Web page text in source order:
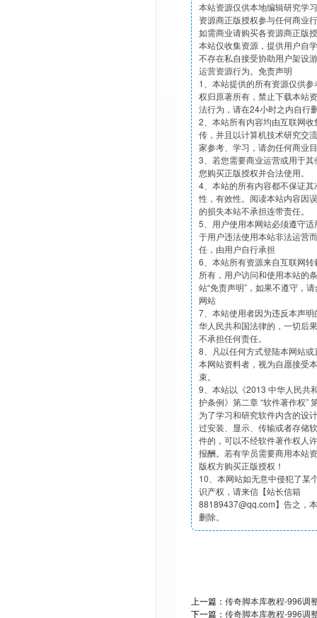
本站资源仅供本地编辑研究学
资源商正版授权参与任何商业
如需商业请购买各资源商正版
本站仅收集资源，提供用户自
不存在私自接受协助用户架设
运营资源行为。免责声明
1、本站提供的所有资源仅供
权归原著所有，禁止下载本站
法行为，请在24小时之内自行
2、本站所有内容均由互联网
传，并且以计算机技术研究交
家参考、学习，请勿任何商业
3、若您需要商业运营或用于
您购买正版授权并合法使用。
4、本站的所有内容都不保证
性，有效性。阅读本站内容因
的损失本站不承担连带责任。
5、用户使用本网站必须遵守
于用户违法使用本站非法运营
任，由用户自行承担
6、本站所有资源来自互联网
所有，用户访问和使用本站的
站“免责声明”，如果不遵守，
网站
7、本站使用者因为违反本声
华人民共和国法律的，一切后
不承担任何责任。
8、凡以任何方式登陆本网站
本网站资料者，视为自愿接受
束。
9、本站以《2013 中华人民共
护条例》第二章 “软件著作权”
为了学习和研究软件内含的设
过安装、显示、传输或者存储
件的，可以不经软件著作权人
报酬。若有学员需要商用本站
版权方购买正版授权！
10、本网站如无意中侵犯了某
识产权，请来信【站长信箱
88189437@qq.com】告之，
删除。
上一篇： 传奇脚本库教程-996调
下一篇： 传奇脚本库教程-996调